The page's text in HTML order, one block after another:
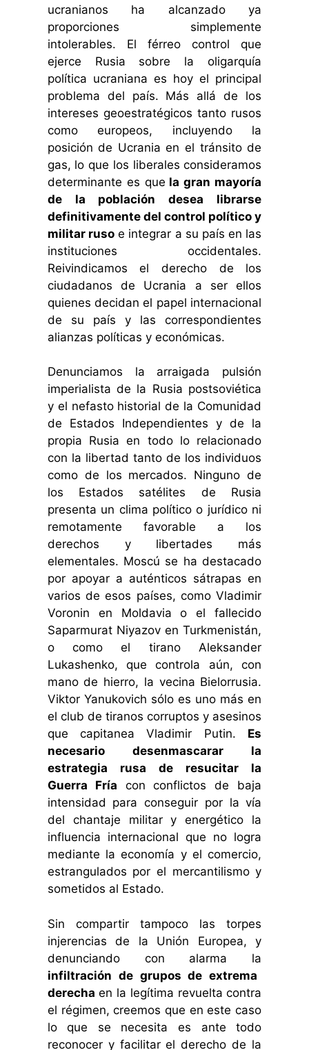
ucranianos ha alcanzado ya
proporciones simplemente
intolerables. El férreo control que
ejerce Rusia sobre la oligarquía
política ucraniana es hoy el principal
problema del país. Más allá de los
intereses geoestratégicos tanto rusos
como europeos, incluyendo la
posición de Ucrania en el tránsito de
gas, lo que los liberales consideramos
determinante es que la gran mayoría
de la población desea librarse
definitivamente del control político y
militar rusoe integrar a su país en las
instituciones occidentales.
Reivindicamos el derecho de los
ciudadanos de Ucrania a ser ellos
quienes decidan el papel internacional
de su país y las correspondientes
alianzas políticas y económicas.
Denunciamos la arraigada pulsión
imperialista de la Rusia postsoviética
y el nefasto historial de la Comunidad
de Estados Independientes y de la
propia Rusia en todo lo relacionado
con la libertad tanto de los individuos
como de los mercados. Ninguno de
los Estados satélites de Rusia
presenta un clima político o jurídico ni
remotamente favorable a los
derechos y libertades más
elementales. Moscú se ha destacado
por apoyar a auténticos sátrapas en
varios de esos países, como Vladimir
Voronin en Moldavia o el fallecido
Saparmurat Niyazov en Turkmenistán,
o como el tirano Aleksander
Lukashenko, que controla aún, con
mano de hierro, la vecina Bielorrusia.
Viktor Yanukovich sólo es uno más en
el club de tiranos corruptos y asesinos
que capitanea Vladimir Putin. Es
necesario desenmascarar la
estrategia rusa de resucitar la
Guerra Fría con conflictos de baja
intensidad para conseguir por la vía
del chantaje militar y energético la
influencia internacional que no logra
mediante la economía y el comercio,
estrangulados por el mercantilismo y
sometidos al Estado.
Sin compartir tampoco las torpes
injerencias de la Unión Europea, y
denunciando con alarma la
infiltración de grupos de extrema
derecha en la legítima revuelta contra
el régimen, creemos que en este caso
lo que se necesita es ante todo
reconocer y facilitar el derecho de la